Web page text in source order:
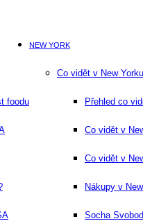
foodu
NEW YORK
Co vidět v New
Přehled co
Co vidět v
Co vidět v
Nákupy v
Socha